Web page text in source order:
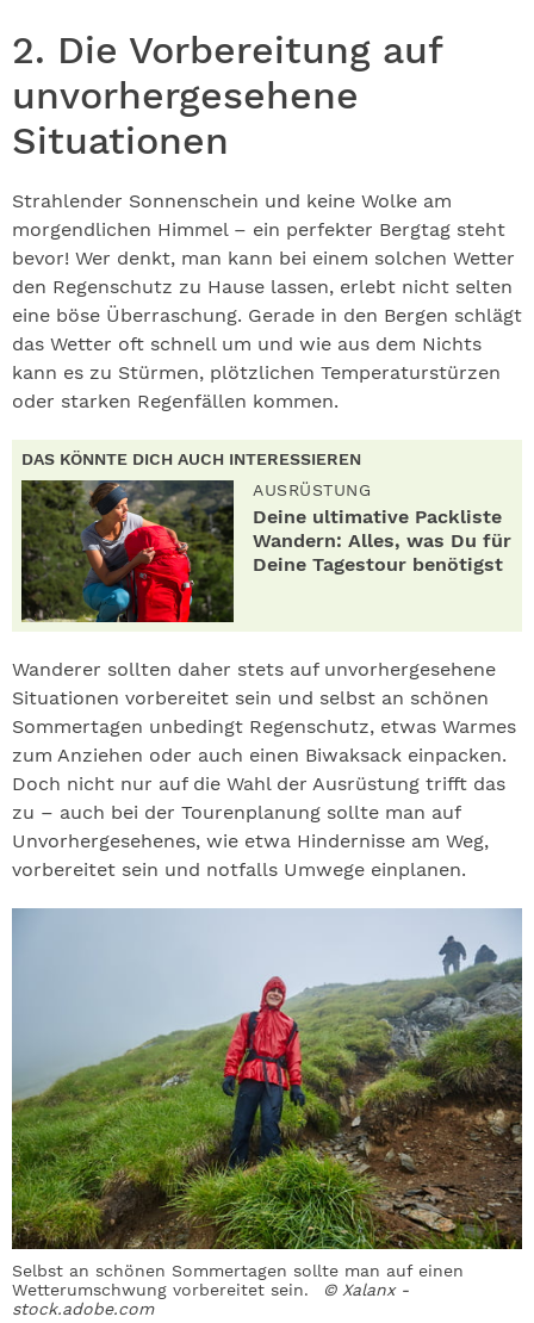
2. Die Vorbereitung auf
unvorhergesehene
Situationen
Strahlender Sonnenschein und keine Wolke am
morgendlichen Himmel – ein perfekter Bergtag steht
bevor! Wer denkt, man kann bei einem solchen Wetter
den Regenschutz zu Hause lassen, erlebt nicht selten
eine böse Überraschung. Gerade in den Bergen schlägt
das Wetter oft schnell um und wie aus dem Nichts
kann es zu Stürmen, plötzlichen Temperaturstürzen
oder starken Regenfällen kommen.
DAS KÖNNTE DICH AUCH INTERESSIEREN
AUSRÜSTUNG
Deine ultimative Packliste
Wandern: Alles, was Du für
Deine Tagestour benötigst
Wanderer sollten daher stets auf unvorhergesehene
Situationen vorbereitet sein und selbst an schönen
Sommertagen unbedingt Regenschutz, etwas Warmes
zum Anziehen oder auch einen Biwaksack einpacken.
Doch nicht nur auf die Wahl der Ausrüstung trifft das
zu – auch bei der Tourenplanung sollte man auf
Unvorhergesehenes, wie etwa Hindernisse am Weg,
vorbereitet sein und notfalls Umwege einplanen.
Selbst an schönen Sommertagen sollte man auf einen
Wetterumschwung vorbereitet sein.
© Xalanx -
stock.adobe.com